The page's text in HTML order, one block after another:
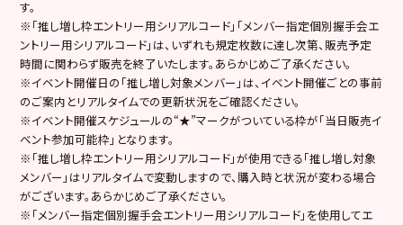
す。
※「推し増し枠エントリー用シリアルコード」「メンバー指定個別握手会エ
ントリー用シリアルコード」は、いずれも規定枚数に達し次第、販売予定
時間に関わらず販売を終了いたします。あらかじめご了承ください。
※イベント開催日の「推し増し対象メンバー」は、イベント開催ごとの事前
のご案内とリアルタイムでの更新状況をご確認ください。
※イベント開催スケジュールの“★”マークがついている枠が「当日販売イ
ベント参加可能枠」となります。
※「推し増し枠エントリー用シリアルコード」が使用できる「推し増し対象
メンバー」はリアルタイムで変動しますので、購入時と状況が変わる場合
がございます。あらかじめご了承ください。
※「メンバー指定個別握手会エントリー用シリアルコード」を使用してエ